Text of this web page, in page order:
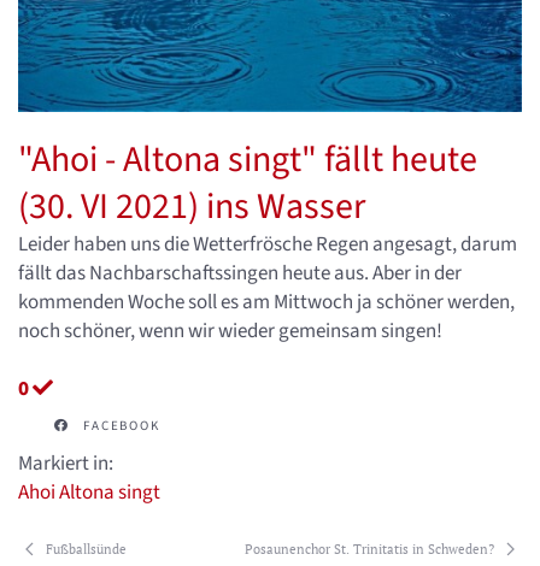
"Ahoi - Altona singt" fällt heute
(30. VI 2021) ins Wasser
Leider haben uns die Wetterfrösche Regen angesagt, darum
fällt das Nachbarschaftssingen heute aus. Aber in der
kommenden Woche soll es am Mittwoch ja schöner werden,
noch schöner, wenn wir wieder gemeinsam singen!
0
FACEBOOK
Markiert in:
AhoiAltona singt
Fußballsünde Posaunenchor St. Trinitatis in Schweden?